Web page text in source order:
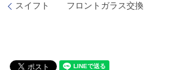
スイフト フロントガラス交換